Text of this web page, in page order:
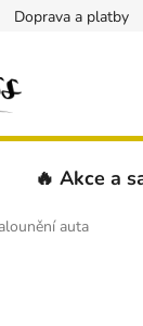
Doprava a platby
🔥 Akce a
auta